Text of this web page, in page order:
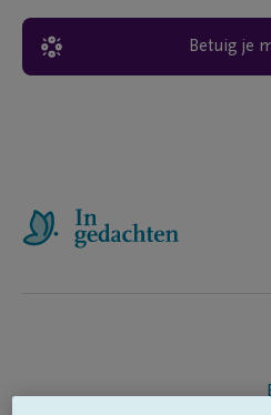
Betuig je